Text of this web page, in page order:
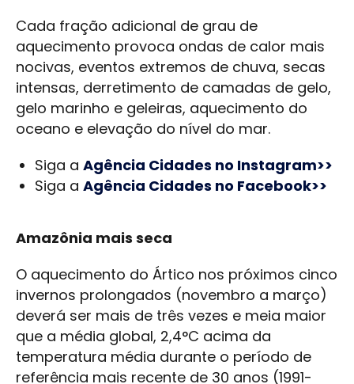
Cada fração adicional de grau de
aquecimento provoca ondas de calor mais
nocivas, eventos extremos de chuva, secas
intensas, derretimento de camadas de gelo,
gelo marinho e geleiras, aquecimento do
oceano e elevação do nível do mar.
Siga a Agência Cidades no Instagram>>
Siga a Agência Cidades no Facebook>>
Amazônia mais seca
O aquecimento do Ártico nos próximos cinco
invernos prolongados (novembro a março)
deverá ser mais de três vezes e meia maior
que a média global, 2,4°C acima da
temperatura média durante o período de
referência mais recente de 30 anos (1991-